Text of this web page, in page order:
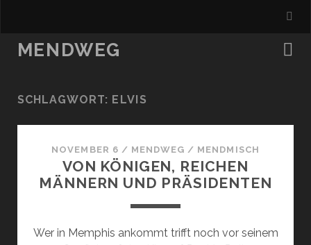
MENDWEG
SCHLAGWORT: ELVIS
NOVEMBER 6 / MENDWEG / MENDMISCH
VON KÖNIGEN, REICHEN
MÄNNERN UND PRÄSIDENTEN
Wer in Memphis ankommt trifft noch vor seinem